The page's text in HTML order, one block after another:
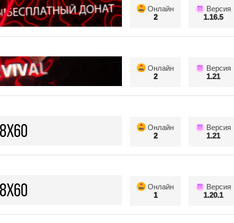
Онлайн
2
Версия
1.16.5
Онлайн
2
Версия
1.21
Онлайн
2
Версия
1.21
Онлайн
1
Версия
1.20.1